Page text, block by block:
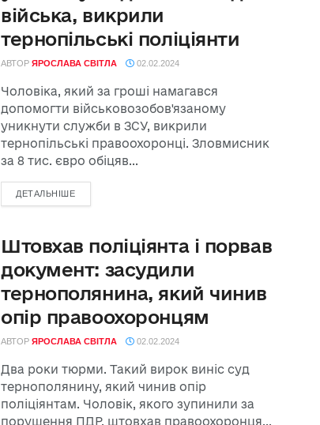
війська, викрили
тернопільські поліціянти
АВТОР ЯРОСЛАВА СВІТЛА 02.02.2024
Чоловіка, який за гроші намагався
допомогти військовозобов'язаному
уникнути служби в ЗСУ, викрили
тернопільські правоохоронці. Зловмисник
за 8 тис. євро обіцяв...
ДЕТАЛЬНІШЕ
Штовхав поліціянта і порвав
документ: засудили
тернополянина, який чинив
опір правоохоронцям
АВТОР ЯРОСЛАВА СВІТЛА 02.02.2024
Два роки тюрми. Такий вирок виніс суд
тернополянину, який чинив опір
поліціянтам. Чоловік, якого зупинили за
порушення ПДР, штовхав правоохоронця...